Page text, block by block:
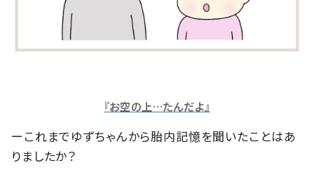
『お空の上…たんだよ』
ーこれまでゆずちゃんから胎内記憶を聞いたことはあ
りましたか？